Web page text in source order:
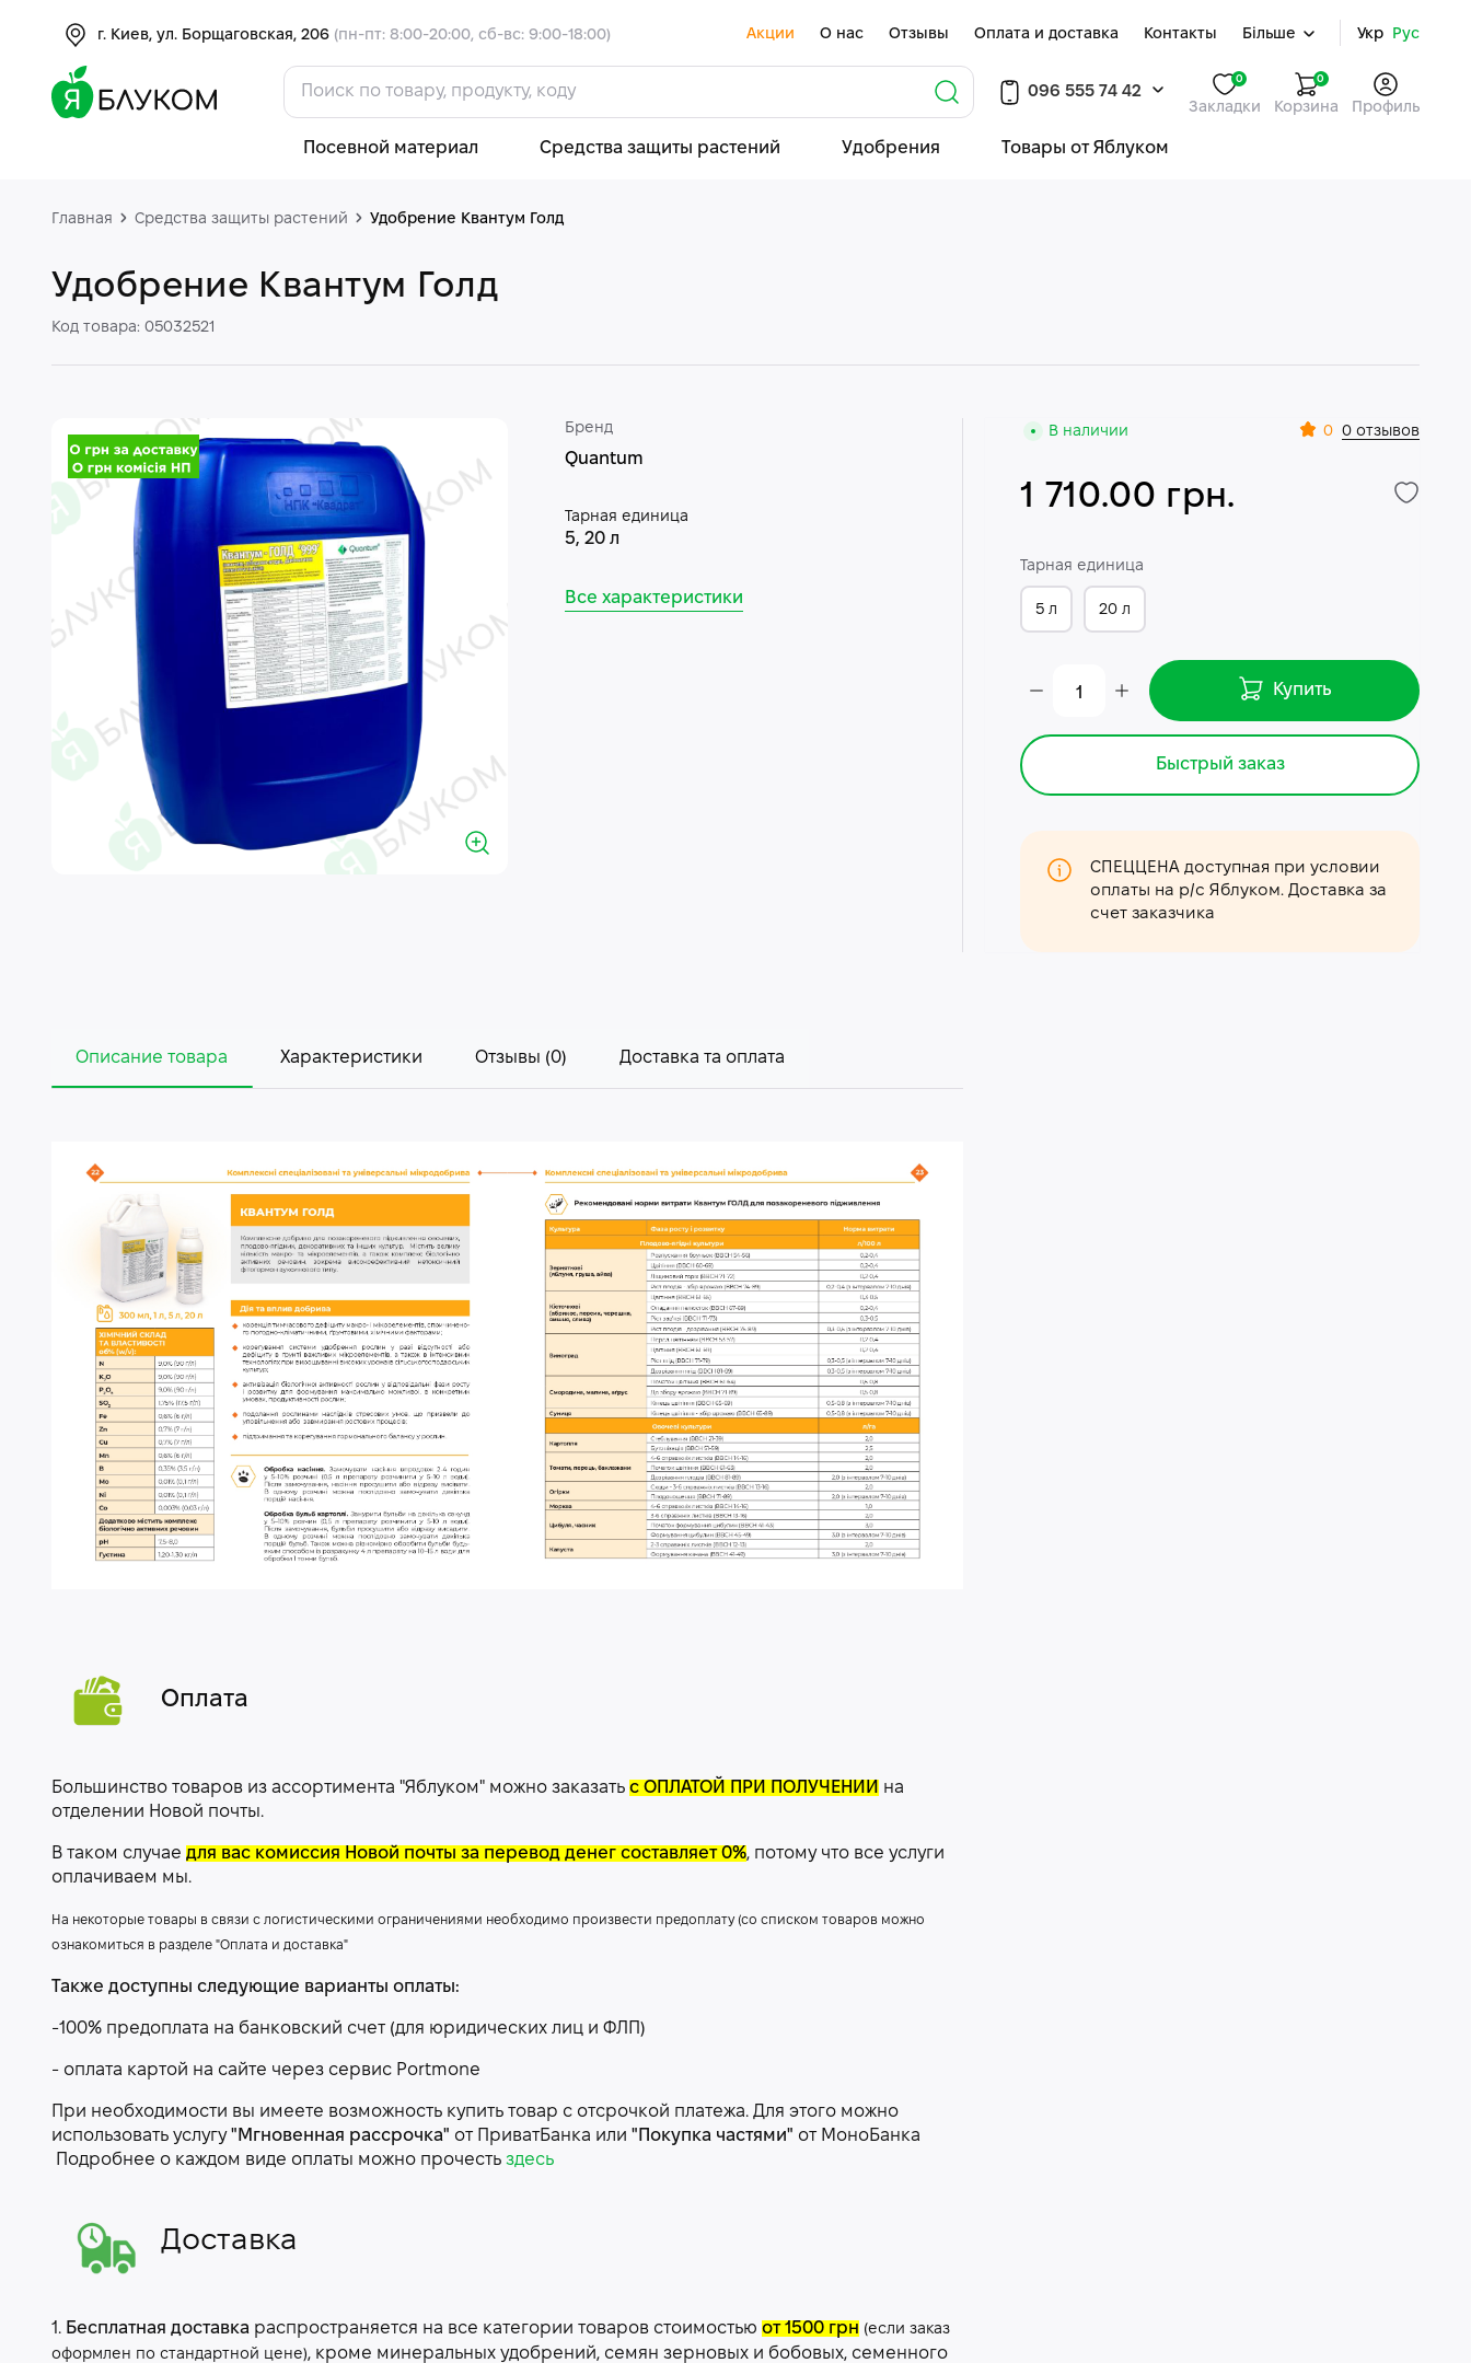
г. Киев, ул. Борщаговская, 206 (пн-пт: 8:00-20:00, сб-вс: 9:00-18:00) Акции О нас Отзывы Оплата и доставка Контакты Більше Укр Рус
096 555 74 42
Закладки
0 0
Корзина Профиль
Посевной материал Средства защиты растений Удобрения Товары от Яблуком
Главная Средства защиты растений Удобрение Квантум Голд
Удобрение Квантум Голд
Код товара: 05032521
Бренд
Quantum
Тарная единица
5, 20 л
Все характеристики
В наличии 0 0 отзывов
1 710.00 грн.
Тарная единица
5 л 20 л
Купить
Быстрый заказ
СПЕЦЦЕНА доступная при условии
оплаты на р/с Яблуком. Доставка за
счет заказчика
Описание товара Характеристики Отзывы (0) Доставка та оплата
Оплата
Большинство товаров из ассортимента "Яблуком" можно заказать с ОПЛАТОЙ ПРИ ПОЛУЧЕНИИ на
отделении Новой почты.
В таком случае для вас комиссия Новой почты за перевод денег составляет 0%, потому что все услуги
оплачиваем мы.
На некоторые товары в связи с логистическими ограничениями необходимо произвести предоплату (со списком товаров можно
ознакомиться в разделе "Оплата и доставка"
Также доступны следующие варианты оплаты:
-100% предоплата на банковский счет (для юридических лиц и ФЛП)
- оплата картой на сайте через сервис Portmone
При необходимости вы имеете возможность купить товар с отсрочкой платежа. Для этого можно
использовать услугу "Мгновенная рассрочка" от ПриватБанка или "Покупка частями" от МоноБанка
Подробнее о каждом виде оплаты можно прочесть здесь
Доставка
1. Бесплатная доставка распространяется на все категории товаров стоимостью от 1500 грн (если заказ
оформлен по стандартной цене), кроме минеральных удобрений, семян зерновых и бобовых, семенного